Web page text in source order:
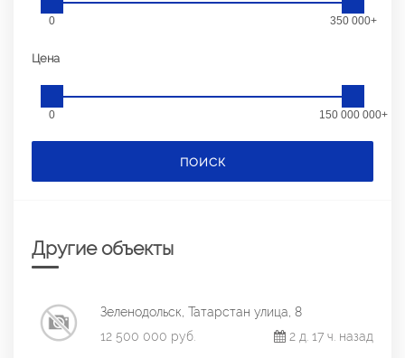
0 350 000+
Цена
0 150 000 000+
ПОИСК
Другие объекты
Зеленодольск, Татарстан улица, 8
12 500 000 руб.
2 д. 17 ч. назад